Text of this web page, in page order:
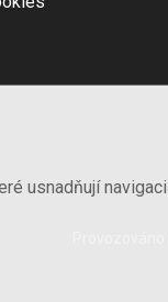
usnadňují